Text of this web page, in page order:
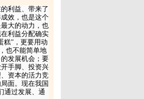
利益、带来了
效，也是这个
大的动力，也
利益分配确实
糕”，更要用动
也不能简单地
发展机会；要
手脚、投资兴
资本的活力竞
面。现在我国
通过发展、通